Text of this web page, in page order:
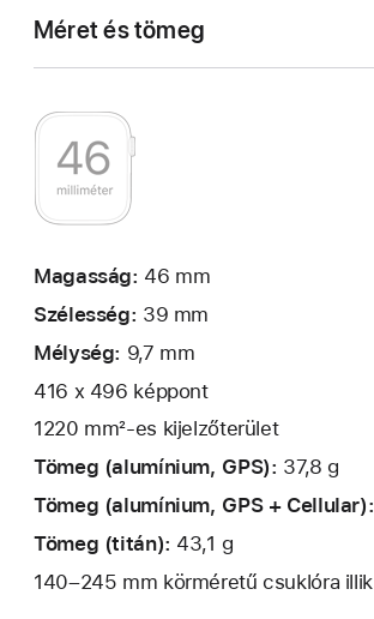
Méret és tömeg
Magasság: 46 mm
Szélesség: 39 mm
Mélység: 9,7 mm
416 x 496 képpont
1220 mm²-es kijelzőterület
Tömeg (alumínium, GPS): 37,8 g
Tömeg (alumínium, GPS + Cellular):
Tömeg (titán): 43,1 g
140–245 mm körméretű csuklóra illik